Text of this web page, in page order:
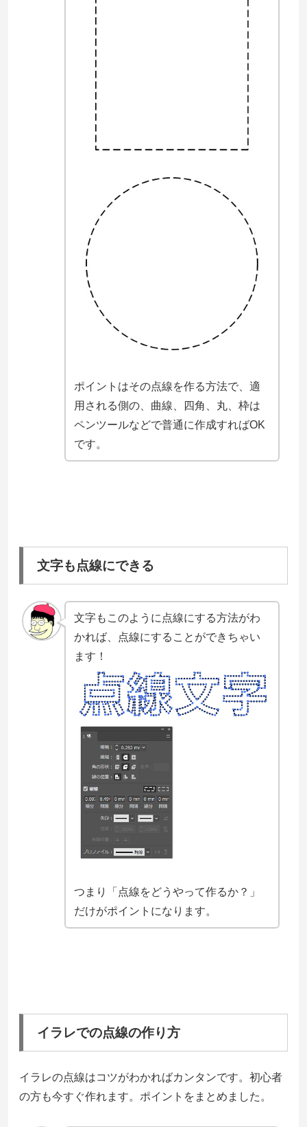
ポイントはその点線を作る方法で、適
用される側の、曲線、四角、丸、枠は
ペンツールなどで普通に作成すればOK
です。
文字も点線にできる
文字もこのように点線にする方法がわ
かれば、点線にすることができちゃい
ます！
つまり「点線をどうやって作るか？」
だけがポイントになります。
イラレでの点線の作り方
イラレの点線はコツがわかればカンタンです。初心者
の方も今すぐ作れます。ポイントをまとめました。